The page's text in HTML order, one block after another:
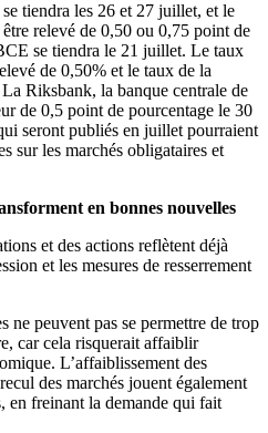
tiendra les 26 et 27 juillet, et le
relevé de 0,50 ou 0,75 point de
se tiendra le 21 juillet. Le taux
de 0,50% et le taux de la
Riksbank, la banque centrale de
de 0,5 point de pourcentage le 30
seront publiés en juillet pourraient
sur les marchés obligataires et
en bonnes nouvelles
et des actions reflètent déjà
et les mesures de resserrement
ne peuvent pas se permettre de trop
car cela risquerait affaiblir
L’affaiblissement des
des marchés jouent également
en freinant la demande qui fait